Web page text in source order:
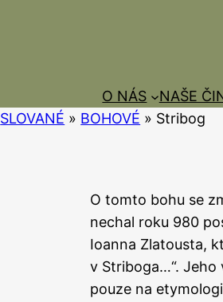
O NÁS NAŠE
SLOVANÉ » BOHOVÉ » Stribog
O tomto bohu se
nechal roku 980
Ioanna Zlatousta,
v Striboga…“. Jeho
pouze na